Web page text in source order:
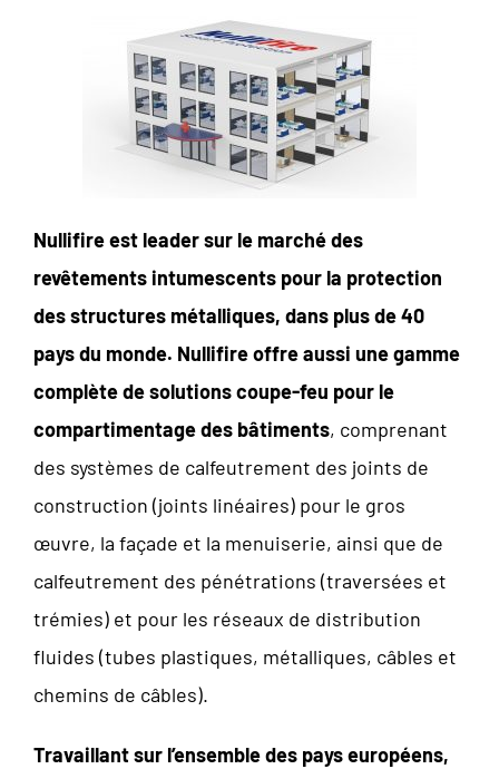
Nullifire est leader sur le marché des
revêtements intumescents pour la protection
des structures métalliques, dans plus de 40
pays du monde. Nullifire offre aussi une gamme
complète de solutions coupe-feu pour le
compartimentage des bâtiments, comprenant
des systèmes de calfeutrement des joints de
construction (joints linéaires) pour le gros
œuvre, la façade et la menuiserie, ainsi que de
calfeutrement des pénétrations (traversées et
trémies) et pour les réseaux de distribution
fluides (tubes plastiques, métalliques, câbles et
chemins de câbles).
Travaillant sur l’ensemble des pays européens,